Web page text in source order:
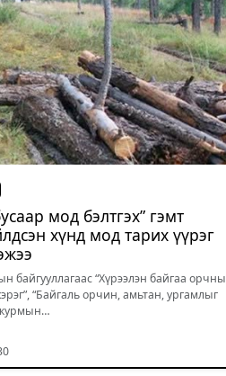
мод бэлтгэх” гэмт
хүнд мод тарих үүрэг
байгууллагаас “Хүрээлэн байгаа орчны
“Байгаль орчин, амьтан, ургамлыг